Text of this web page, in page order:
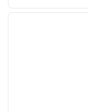
1 di 12